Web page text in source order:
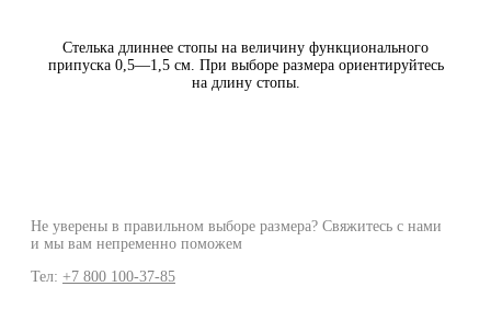
Стелька длиннее стопы на величину функционального
припуска 0,5—1,5 см. При выборе размера ориентируйтесь
на длину стопы.
Не уверены в правильном выборе размера? Свяжитесь с нами
и мы вам непременно поможем
Тел: +7 800 100-37-85